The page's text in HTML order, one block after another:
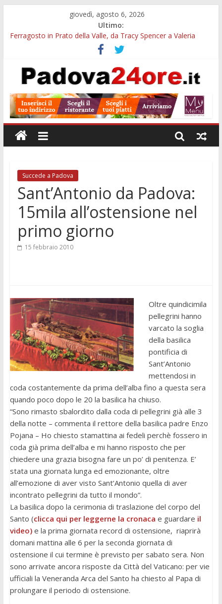
giovedì, agosto 6, 2026
Ultimo:
Ferragosto in Prato della Valle, da Tracy Spencer a Valeria
Euganea Film Festival 2026: 49 opere e 18 anteprime nei Colli
Euganei
Notturni padovani al Museo della Natura e dell’Uomo: date e
Organi in 3D al MUSME: il corpo umano si esplora con i visori
VR
Musei gratis a Padova per tutto agosto: chi entra e quali sedi
visitare
Succede a Padova
Sant’Antonio da Padova:
15mila all’ostensione nel
primo giorno
15 febbraio 2010
Oltre quindicimila
pellegrini hanno
varcato la soglia
della basilica
pontificia di
Sant’Antonio
mettendosi in
coda costantemente da prima dell’alba fino a questa sera
quando poco dopo le 20 la basilica ha chiuso.
“Sono rimasto sbalordito dalla coda di pellegrini già alle 3
della notte – commenta il rettore della basilica padre Enzo
Pojana – Ho chiesto stamattina ai fedeli perchè fossero in
coda già prima dell’alba e mi hanno risposto che per
chiedere una grazia bisogna fare un po’ di penitenza. E’
stata una giornata lunga ed emozionante, oltre
all’emozione di aver visto Sant’Antonio quella di aver
incontrato pellegrini da tutto il mondo”.
La basilica dopo la cerimonia di traslazione del corpo del
Santo (clicca qui per leggerne la cronaca e guardare il
video)e la prima giornata record di ostensione, riaprirà
domani mattina alle 6 per la seconda giornata di
ostensione il cui termine è previsto per sabato sera. Non
sono arrivate ancora risposte da Città del Vaticano: per vie
ufficiali la Veneranda Arca del Santo ha chiesto al Papa di
prolungare il periodo di ostensione.